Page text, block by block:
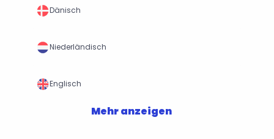
Dänisch
Niederländisch
Englisch
Mehr anzeigen